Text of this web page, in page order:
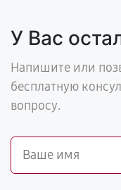
У Вас
Напишите или
бесплатную
вопросу.